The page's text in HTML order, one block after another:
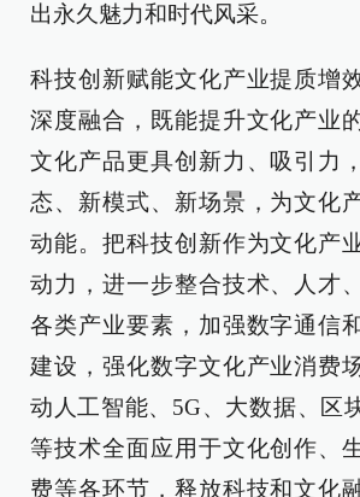
出永久魅力和时代风采。
科技创新赋能文化产业提质增
深度融合，既能提升文化产业
文化产品更具创新力、吸引力
态、新模式、新场景，为文化
动能。把科技创新作为文化产
动力，进一步整合技术、人才
各类产业要素，加强数字通信
建设，强化数字文化产业消费
动人工智能、5G、大数据、区
等技术全面应用于文化创作、
费等各环节，释放科技和文化